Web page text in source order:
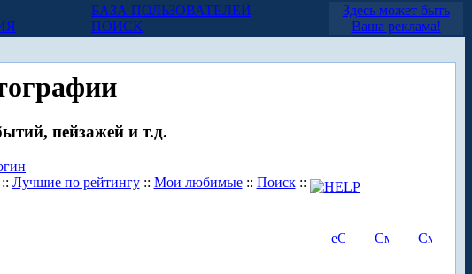
БАЗА ПОЛЬЗОВАТЕЛЕЙ
ПОИСК
Здесь может быть
Ваша реклама!
пейзажей и т.д.
Лучшие по рейтингу:: Мои любимые:: Поиск::